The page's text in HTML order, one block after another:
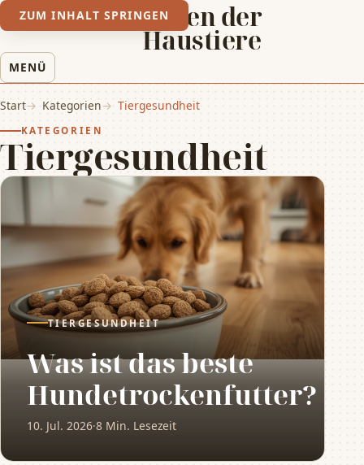
ZUM INHALT SPRINGEN
Leben der
Haustiere
MENÜ
Start Kategorien Tiergesundheit
KATEGORIEN
Tiergesundheit
TIERGESUNDHEIT
Was ist das beste
Hundetrockenfutter?
10. Jul. 2026·8 Min. Lesezeit